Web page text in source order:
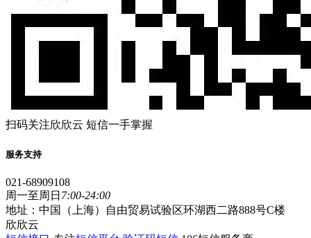
扫码关注欣欣云 短信一手掌握
服务支持
021-68909108
周一至周日 7:00-24:00
地址：中国（上海）自由贸易试验区环湖西二路888号C楼
欣欣云